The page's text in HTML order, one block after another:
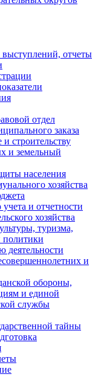
отчеты
отдел
заказа
строительству
и земельный
населения
хозяйства
и отчетности
хозяйства
туризма,
политики
деятельности
и
обороны,
и единой
службы
тайны